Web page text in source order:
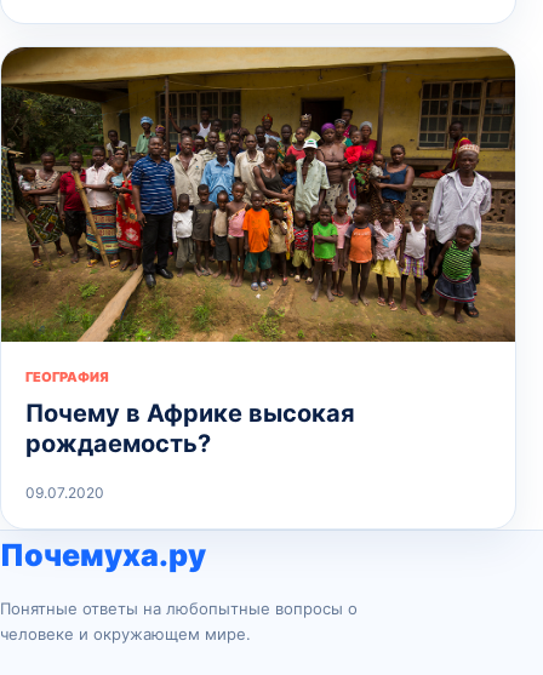
ГЕОГРАФИЯ
Почему в Африке высокая
рождаемость?
09.07.2020
Почемуха.ру
Понятные ответы на любопытные вопросы о
человеке и окружающем мире.